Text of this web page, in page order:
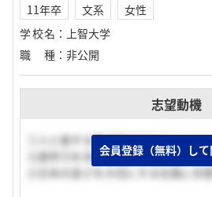
11年卒 文系
女性
学校名 ： 上智大学
職種 ： 非公開
志望動機
①人と接する事が好きだから。
②語学力を活かしたかったから。
③日本の良さを大切にする社風に共
会員登録（無料）し